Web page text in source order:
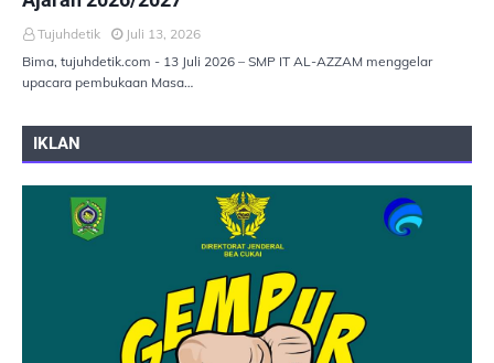
Tujuhdetik
Juli 13, 2026
Bima, tujuhdetik.com - 13 Juli 2026 – SMP IT AL-AZZAM menggelar
upacara pembukaan Masa…
IKLAN